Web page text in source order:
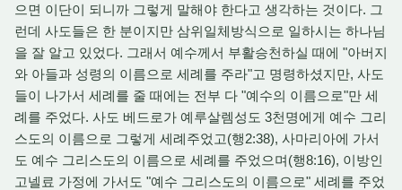
으면 이단이 되니까 그렇게 말해야 한다고 생각하는 것이다. 그
런데 사도들은 한 분이지만 삼위일체방식으로 일하시는 하나님
을 잘 알고 있었다. 그래서 예수께서 부활승천하실 때에 "아버지
와 아들과 성령의 이름으로 세례를 주라"고 명령하셨지만, 사도
들이 나가서 세례를 줄 때에는 전부 다 "예수의 이름으로"만 세
례를 주었다. 사도 베드로가 예루살렘성도 3천명에게 예수 그리
스도의 이름으로 그렇게 세례주었고(행2:38), 사마리아에 가서
도 예수 그리스도의 이름으로 세례를 주었으며(행8:16), 이방인
고넬료 가정에 가서도 "예수 그리스도의 이름으로" 세례를 주었